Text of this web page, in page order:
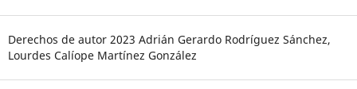
Derechos de autor 2023 Adrián Gerardo Rodríguez Sánchez,
Lourdes Calíope Martínez González